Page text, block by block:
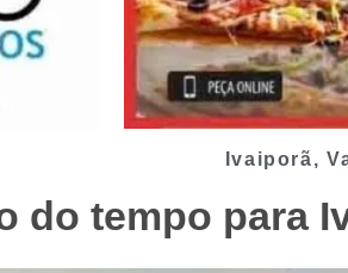
Ivaiporã,
do tempo para